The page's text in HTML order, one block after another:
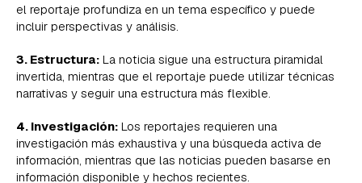
el reportaje profundiza en un tema específico y puede
incluir perspectivas y análisis.
3. Estructura: La noticia sigue una estructura piramidal
invertida, mientras que el reportaje puede utilizar técnicas
narrativas y seguir una estructura más flexible.
4. Investigación: Los reportajes requieren una
investigación más exhaustiva y una búsqueda activa de
información, mientras que las noticias pueden basarse en
información disponible y hechos recientes.